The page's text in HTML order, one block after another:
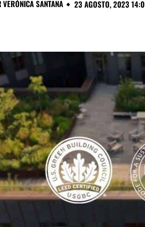
VERÓNICA SANTANA 23 AGOSTO, 2023